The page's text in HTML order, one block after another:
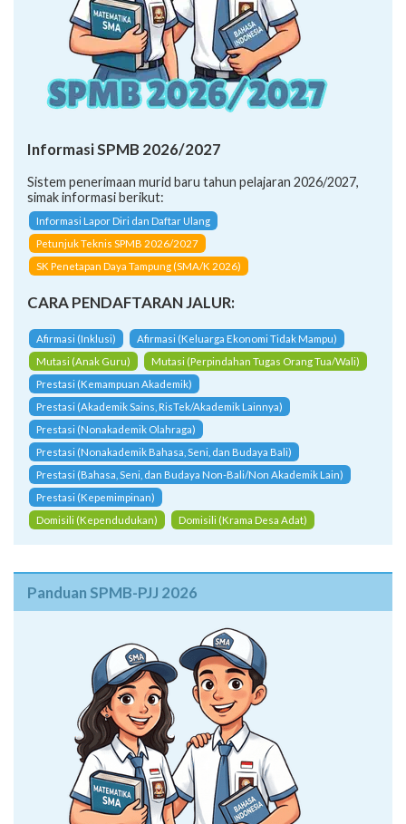
Informasi SPMB 2026/2027
Sistem penerimaan murid baru tahun pelajaran 2026/2027,
simak informasi berikut:
Informasi Lapor Diri dan Daftar Ulang
Petunjuk Teknis SPMB 2026/2027
SK Penetapan Daya Tampung (SMA/K 2026)
CARA PENDAFTARAN JALUR:
Afirmasi (Inklusi)
Afirmasi (Keluarga Ekonomi Tidak Mampu)
Mutasi (Anak Guru)
Mutasi (Perpindahan Tugas Orang Tua/Wali)
Prestasi (Kemampuan Akademik)
Prestasi (Akademik Sains, RisTek/Akademik Lainnya)
Prestasi (Nonakademik Olahraga)
Prestasi (Nonakademik Bahasa, Seni, dan Budaya Bali)
Prestasi (Bahasa, Seni, dan Budaya Non-Bali/Non Akademik Lain)
Prestasi (Kepemimpinan)
Domisili (Kependudukan)
Domisili (Krama Desa Adat)
Panduan SPMB-PJJ 2026